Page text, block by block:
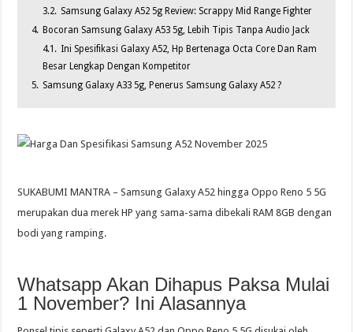
3.2. Samsung Galaxy A52 5g Review: Scrappy Mid Range Fighter
4. Bocoran Samsung Galaxy A53 5g, Lebih Tipis Tanpa Audio Jack
4.1. Ini Spesifikasi Galaxy A52, Hp Bertenaga Octa Core Dan Ram
Besar Lengkap Dengan Kompetitor
5. Samsung Galaxy A33 5g, Penerus Samsung Galaxy A52 ?
SUKABUMI MANTRA – Samsung Galaxy A52 hingga Oppo Reno 5 5G
merupakan dua merek HP yang sama-sama dibekali RAM 8GB dengan
bodi yang ramping.
Whatsapp Akan Dihapus Paksa Mulai
1 November? Ini Alasannya